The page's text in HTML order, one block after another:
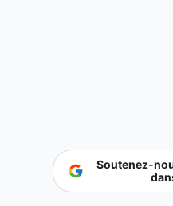
Soutenez-